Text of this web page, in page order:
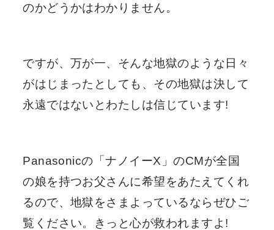
のかどうかはわかりません。
ですが、万が一、そんな地獄のような日々
がはじまったとしても、その地獄は決して
永遠ではないとわたしは信じています!
Panasonicの「ナノイーX」のCMが全国
の娘を持つお父さんに希望をあたえてくれ
るので、地獄をさまよっているならぜひご
覧ください。きっと心が救われますよ!